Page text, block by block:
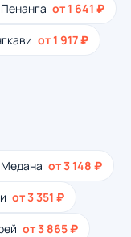
от 1 641 ₽
от 1 917 ₽
от 3 148 ₽
от 3 351 ₽
от 3 865 ₽